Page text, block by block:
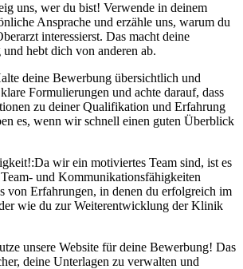
uns, wer du bist! Verwende in deinem
Ansprache und erzähle uns, warum du
interessierst. Das macht deine
hebt dich von anderen ab.
deine Bewerbung übersichtlich und
Formulierungen und achte darauf, dass
zu deiner Qualifikation und Erfahrung
es, wenn wir schnell einen guten Überblick
Da wir ein motiviertes Team sind, ist es
und Kommunikationsfähigkeiten
von Erfahrungen, in denen du erfolgreich im
wie du zur Weiterentwicklung der Klinik
unsere Website für deine Bewerbung! Das
deine Unterlagen zu verwalten und